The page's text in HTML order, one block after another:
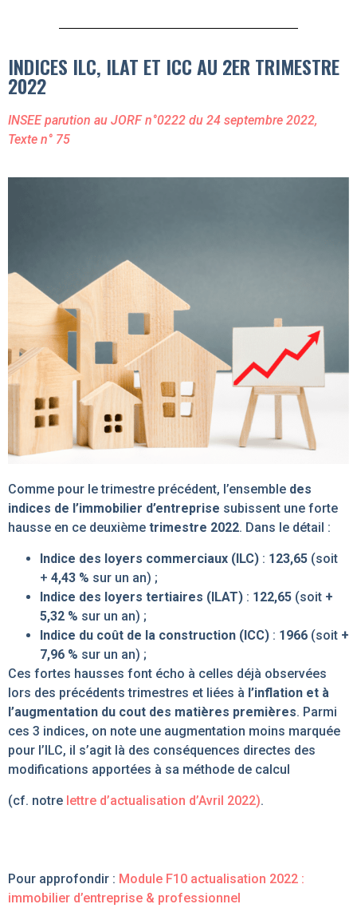
INDICES ILC, ILAT ET ICC AU 2ER TRIMESTRE
2022
INSEE parution au JORF n°0222 du 24 septembre 2022,
Texte n° 75
Comme pour le trimestre précédent, l’ensemble des
indices de l’immobilier d’entreprise subissent une forte
hausse en ce deuxième trimestre 2022. Dans le détail :
Indice des loyers commerciaux (ILC) : 123,65 (soit
+ 4,43 % sur un an) ;
Indice des loyers tertiaires (ILAT) : 122,65 (soit +
5,32 % sur un an) ;
Indice du coût de la construction (ICC) : 1966 (soit +
7,96 % sur un an) ;
Ces fortes hausses font écho à celles déjà observées
lors des précédents trimestres et liées à l’inflation et à
l’augmentation du cout des matières premières. Parmi
ces 3 indices, on note une augmentation moins marquée
pour l’ILC, il s’agit là des conséquences directes des
modifications apportées à sa méthode de calcul
(cf. notre lettre d’actualisation d’Avril 2022).
Pour approfondir : Module F10 actualisation 2022 :
immobilier d’entreprise & professionnel